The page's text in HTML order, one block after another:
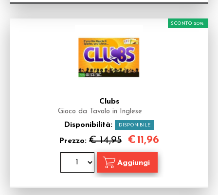
Clubs
Gioco da Tavolo in Inglese
Disponibilità: DISPONIBILE
Prezzo: € 14,95
SCONTO 20%
€11,96